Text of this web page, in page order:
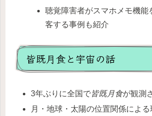
聴覚障害者がスマホメモ機能
客する事例も紹介
皆既月食と宇宙の話
3年ぶりに全国で皆既月食が観測
月・地球・太陽の位置関係による